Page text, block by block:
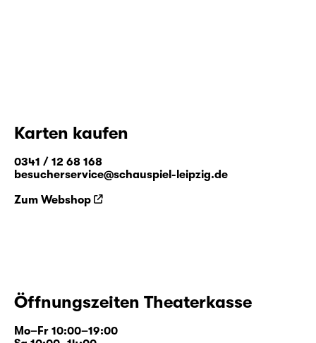
Karten kaufen
0341 / 12 68 168
besucherservice@schauspiel-leipzig.de
Zum Webshop
Öffnungszeiten Theaterkasse
Mo–Fr 10:00–19:00